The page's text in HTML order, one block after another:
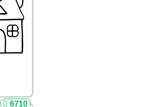
6710